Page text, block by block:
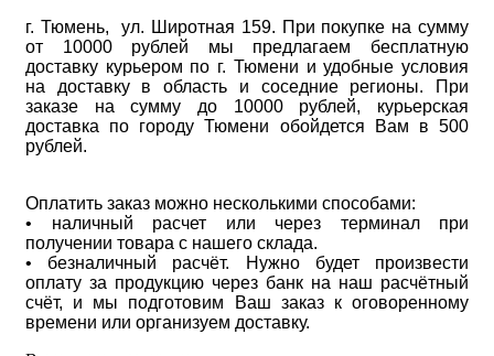
г. Тюмень, ул. Широтная 159. При покупке на сумму
от 10000 рублей мы предлагаем бесплатную
доставку курьером по г. Тюмени и удобные условия
на доставку в область и соседние регионы. При
заказе на сумму до 10000 рублей, курьерская
доставка по городу Тюмени обойдется Вам в 500
рублей.
Оплатить заказ можно несколькими способами:
• наличный расчет или через терминал при
получении товара с нашего склада.
• безналичный расчёт. Нужно будет произвести
оплату за продукцию через банк на наш расчётный
счёт, и мы подготовим Ваш заказ к оговоренному
времени или организуем доставку.